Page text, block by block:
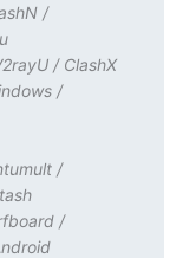
/
/ ClashX
/
/
/